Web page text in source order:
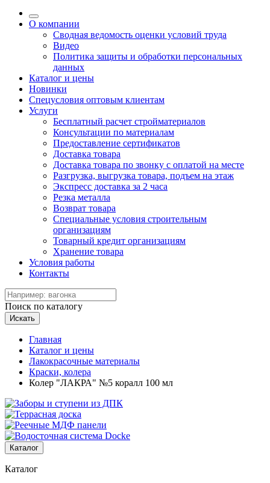
О компании
Сводная ведомость оценки условий труда
Видео
Политика защиты и обработки персональных
данных
Каталог и цены
Новинки
Спецусловия оптовым клиентам
Услуги
Бесплатный расчет стройматериалов
Консультации по материалам
Предоставление сертификатов
Доставка товара
Доставка товара по звонку с оплатой на месте
Разгрузка, выгрузка товара, подъем на этаж
Экспресс доставка за 2 часа
Резка металла
Возврат товара
Специальные условия строительным
организациям
Товарный кредит организациям
Хранение товара
Условия работы
Контакты
Поиск по каталогу
Искать
Главная
Каталог и цены
Лакокрасочные материалы
Краски, колера
Колер "ЛАКРА" №5 коралл 100 мл
Каталог
Каталог